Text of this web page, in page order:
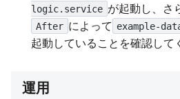
logic.service が起動し、さ
After によって example-
起動していることを確認して
運用